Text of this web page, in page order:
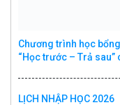
Chương trình học
“Học trước – Trả
LỊCH NHẬP HỌC 2026